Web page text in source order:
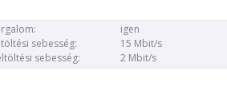
igen
sebesség:
15 Mbit/s
sebesség:
2 Mbit/s